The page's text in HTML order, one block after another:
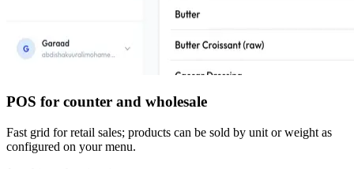
POS for counter and wholesale
Fast grid for retail sales; products can be sold by unit or weight as
configured on your menu.